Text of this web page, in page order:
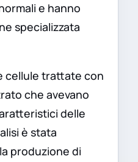
e hanno
specializzata
cellule trattate con
che avevano
delle
è stata
produzione di